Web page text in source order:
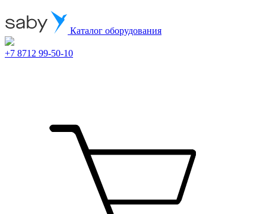
Каталог оборудования
+7 8712 99-50-10